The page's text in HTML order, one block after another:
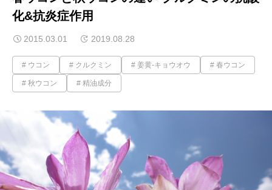
化&抗炎症作用
2015.03.01 2019.08.28
ウコン クルクミン 姜黄-キョウオウ 春ウコン
秋ウコン 精油成分